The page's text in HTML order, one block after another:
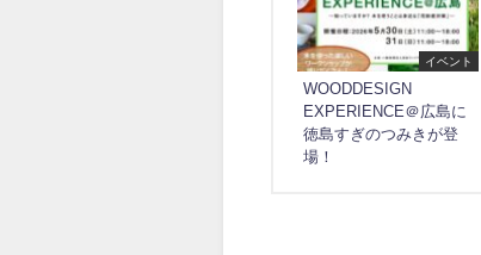
イベント
WOODDESIGN
EXPERIENCE＠広島に
徳島すぎのつみきが登
場！